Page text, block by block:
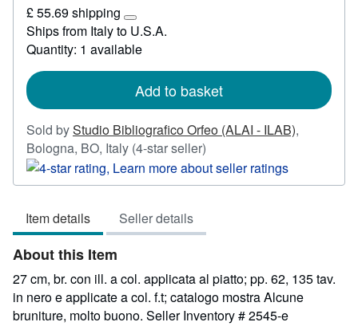
24.71
£ 55.69 shipping
Learn
more
about
rates
Ships from Italy to U.S.A.
Quantity: 1 available
Add to basket
Sold byStudio Bibliografico Orfeo (ALAI - ILAB),
Bologna, BO, Italy (4-star seller)
rating
4
5
Item details Seller details
About this Item
27 cm, br. con ill. a col. applicata al piatto; pp. 62, 135 tav.
in nero e applicate a col. f.t; catalogo mostra Alcune
bruniture, molto buono. Seller Inventory # 2545-e